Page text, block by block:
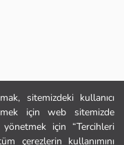
sitemizdeki kullanıcı
için web sitemizde
yönetmek için “Tercihleri
çerezlerin kullanımını